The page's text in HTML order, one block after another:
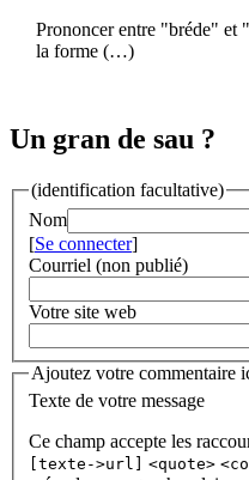
Prononcer entre "bréde" et
la forme (…)
Un gran de sau ?
(identification facultative)
Nom
[Se connecter]
Courriel (non publié)
Votre site web
Ajoutez votre commentaire
Texte de votre message
Ce champ accepte les
[texte->url]
<quote>